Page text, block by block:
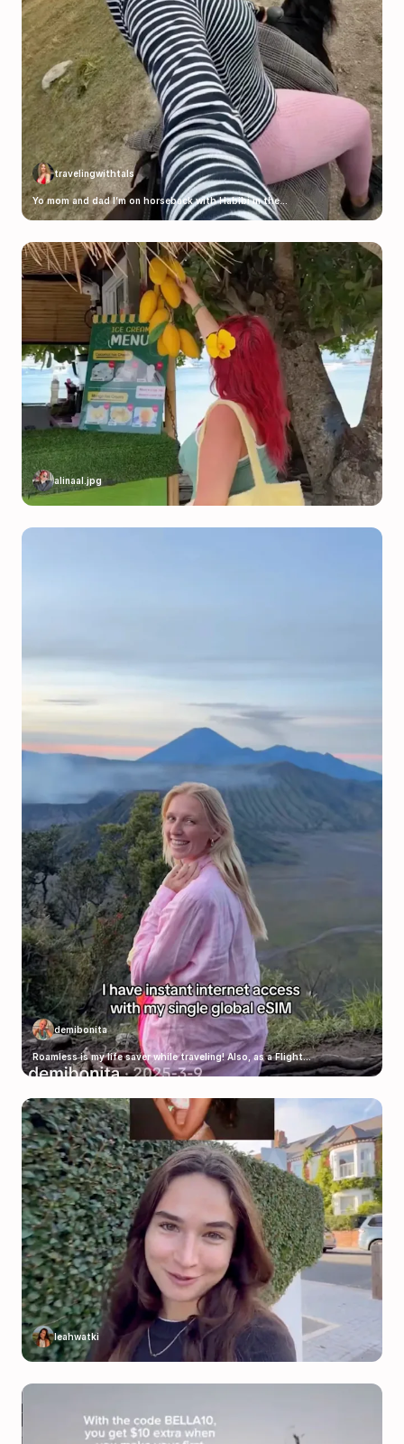
travelingwithtals
Yo mom and dad I’m on horseback with Habibi in the...
alinaal.jpg
demibonita
Roamless is my life saver while traveling! Also, as a Flight...
leahwatki